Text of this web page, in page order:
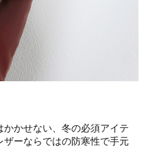
かせない、冬の必須アイテ
ザーならではの防寒性で手元